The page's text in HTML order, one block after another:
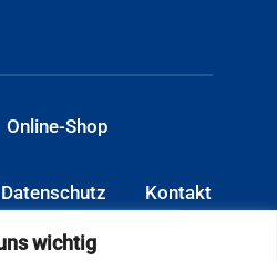
wichtig
Online-Shop
Kontakt
06:30–